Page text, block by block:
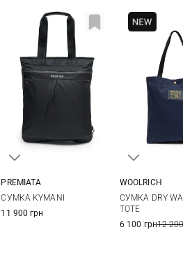
PREMIATA
СУМКА KYMANI
11 900 грн
WOOLRICH
СУМКА DRY
TOTE
6 100 грн12